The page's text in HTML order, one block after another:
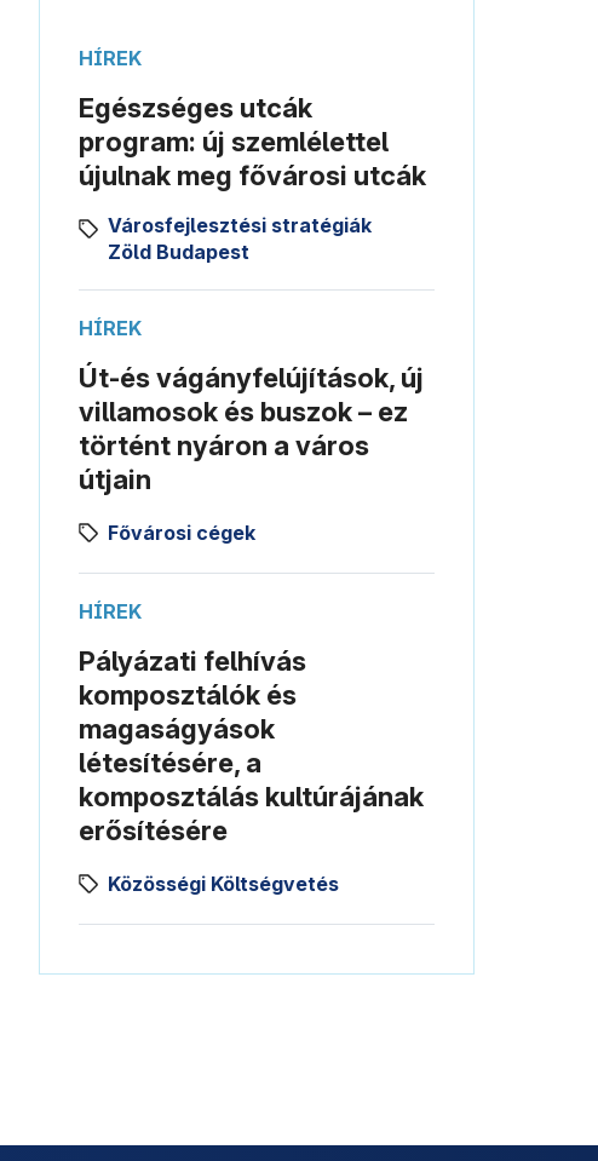
HÍREK
Egészséges utcák
program: új szemlélettel
újulnak meg fővárosi utcák
Városfejlesztési stratégiák
Zöld Budapest
HÍREK
Út-és vágányfelújítások, új
villamosok és buszok – ez
történt nyáron a város
útjain
Fővárosi cégek
HÍREK
Pályázati felhívás
komposztálók és
magaságyások
létesítésére, a
komposztálás kultúrájának
erősítésére
Közösségi Költségvetés